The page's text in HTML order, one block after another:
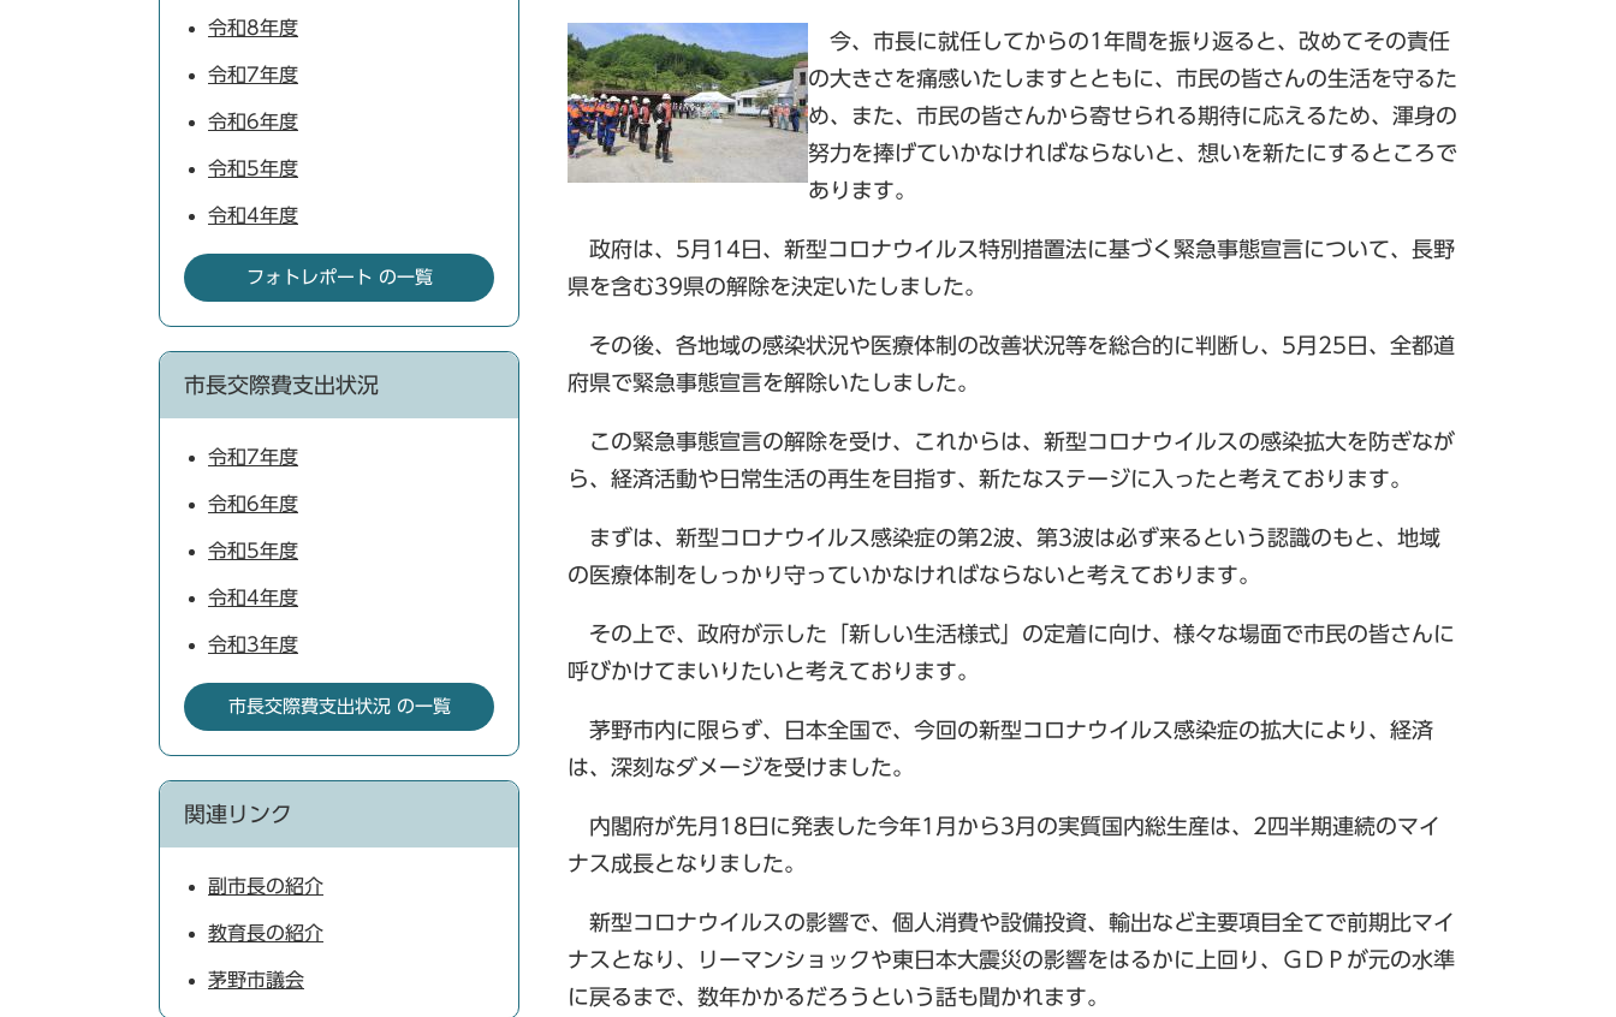
今、市長に就任してからの1年間を振り返ると、改めてその責任
の大きさを痛感いたしますとともに、市民の皆さんの生活を守るた
め、また、市民の皆さんから寄せられる期待に応えるため、渾身の
努力を捧げていかなければならないと、想いを新たにするところで
あります。
政府は、5月14日、新型コロナウイルス特別措置法に基づく緊急事態宣言について、長野
県を含む39県の解除を決定いたしました。
その後、各地域の感染状況や医療体制の改善状況等を総合的に判断し、5月25日、全都道
府県で緊急事態宣言を解除いたしました。
この緊急事態宣言の解除を受け、これからは、新型コロナウイルスの感染拡大を防ぎなが
ら、経済活動や日常生活の再生を目指す、新たなステージに入ったと考えております。
まずは、新型コロナウイルス感染症の第2波、第3波は必ず来るという認識のもと、地域
の医療体制をしっかり守っていかなければならないと考えております。
その上で、政府が示した「新しい生活様式」の定着に向け、様々な場面で市民の皆さんに
呼びかけてまいりたいと考えております。
茅野市内に限らず、日本全国で、今回の新型コロナウイルス感染症の拡大により、経済
は、深刻なダメージを受けました。
内閣府が先月18日に発表した今年1月から3月の実質国内総生産は、2四半期連続のマイ
ナス成長となりました。
新型コロナウイルスの影響で、個人消費や設備投資、輸出など主要項目全てで前期比マイ
ナスとなり、リーマンショックや東日本大震災の影響をはるかに上回り、ＧＤＰが元の水準
に戻るまで、数年かかるだろうという話も聞かれます。
令和8年度
令和7年度
令和6年度
令和5年度
令和4年度
フォトレポート の一覧
市長交際費支出状況
令和7年度
令和6年度
令和5年度
令和4年度
令和3年度
市長交際費支出状況 の一覧
関連リンク
副市長の紹介
教育長の紹介
茅野市議会